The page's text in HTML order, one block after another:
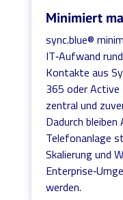
Minimiert
sync.blue®
IT‑Aufwand
Kontakte aus
365 oder
zentral und
Dadurch
Telefonanlage
Skalierung und
werden.